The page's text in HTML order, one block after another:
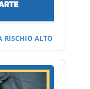
RISCHIO ALTO